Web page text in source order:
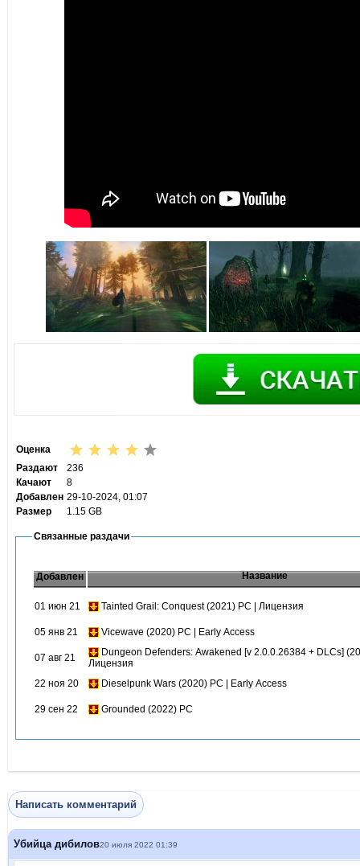
Оценка
Раздают
236
Качают
8
Добавлен 29-10-2024, 01:07
Размер
1.15 GB
Связанные раздачи
Добавлен Название
01 июн 21 Tainted Grail: Conquest (2021) PC | Лицензия
05 янв 21 Vicewave (2020) PC | Early Access
07 авг 21
Dungeon Defenders: Awakened [v 2.0.0.26384 + DLCs]
Лицензия
22 ноя 20
Dieselpunk Wars (2020) PC | Early Access
29 сен 22 Grounded (2022) PC
Написать комментарий
Убийца дибилов20 июля 2022 01:39